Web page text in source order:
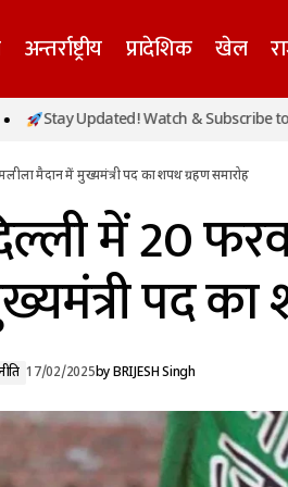
अन्तर्राष्ट्रीय प्रादेशिक खेल
संगम स्टेशन 28
Stay Updated! Watch & Subscribe to our
मैदान में मुख्यमंत्री पद का शपथ ग्रहण समारोह
में 20
पद का
17/02/2025byBRIJESH Singh